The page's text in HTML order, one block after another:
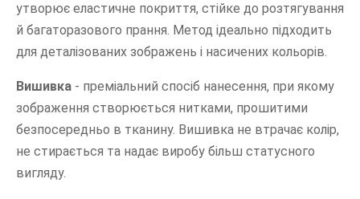
утворює еластичне покриття, стійке до розтягування
й багаторазового прання. Метод ідеально підходить
для деталізованих зображень і насичених кольорів.
Вишивка - преміальний спосіб нанесення, при якому
зображення створюється нитками, прошитими
безпосередньо в тканину. Вишивка не втрачає колір,
не стирається та надає виробу більш статусного
вигляду.